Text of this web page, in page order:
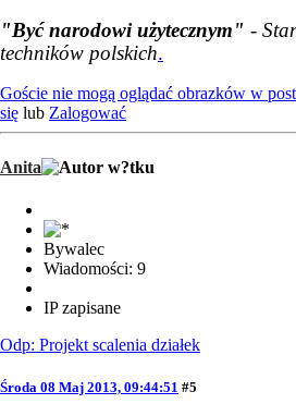
"Być narodowi użytecznym" -
techników polskich.
Goście nie mogą oglądać obrazków w
się lub Zalogować
Anita
Bywalec
Wiadomości: 9
IP zapisane
Odp: Projekt scalenia działek
Środa 08 Maj 2013, 09:44:51 #5